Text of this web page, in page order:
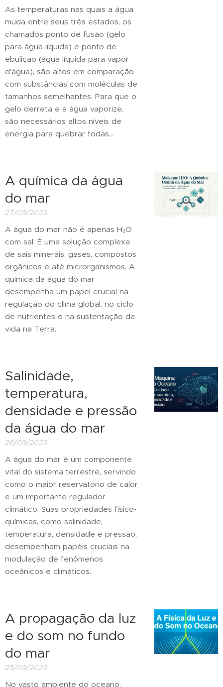
As temperaturas nas quais a água
muda entre seus três estados, os
chamados ponto de fusão (gelo
para água líquida) e ponto de
ebulição (água líquida para vapor
d'água), são altos em comparação
com substâncias com moléculas de
tamanhos semelhantes. Para que o
gelo derreta e a água vaporize,
são necessários altos níveis de
energia para quebrar todas...
A química da água
do mar
27/09/2023
A água do mar não é apenas H₂O
com sal. É uma solução complexa
de sais minerais, gases, compostos
orgânicos e até microrganismos. A
química da água do mar
desempenha um papel crucial na
regulação do clima global, no ciclo
de nutrientes e na sustentação da
vida na Terra.
Salinidade,
temperatura,
densidade e pressão
da água do mar
26/09/2023
A água do mar é um componente
vital do sistema terrestre, servindo
como o maior reservatório de calor
e um importante regulador
climático. Suas propriedades físico-
químicas, como salinidade,
temperatura, densidade e pressão,
desempenham papéis cruciais na
modulação de fenômenos
oceânicos e climáticos.
A propagação da luz
e do som no fundo
do mar
25/09/2023
No vasto ambiente do oceano,